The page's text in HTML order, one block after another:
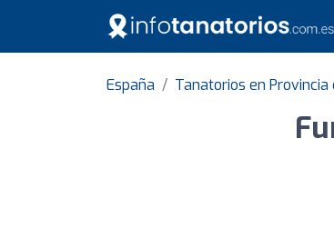
España Tanatorios en Provincia